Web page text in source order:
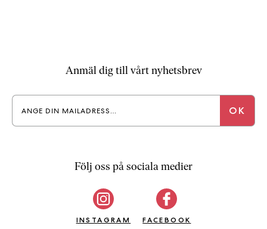
Anmäl dig till vårt nyhetsbrev
Följ oss på sociala medier
INSTAGRAM FACEBOOK